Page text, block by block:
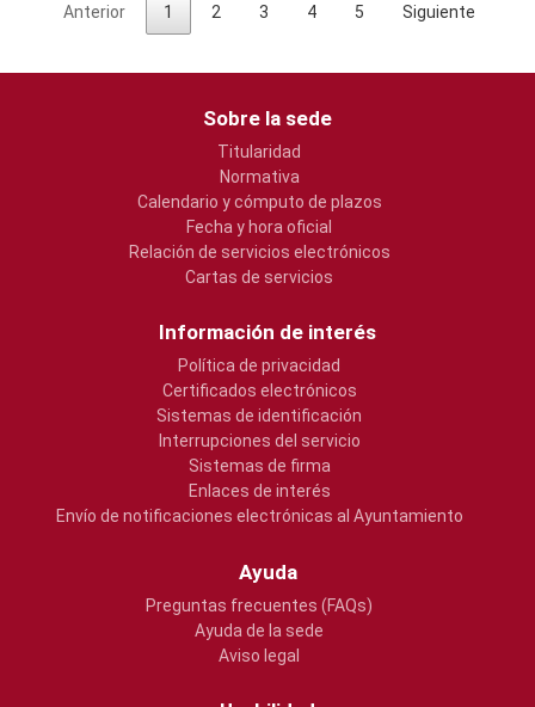
Anterior 1 2 3 4 5 Siguiente
Sobre la sede
Titularidad
Normativa
Calendario y cómputo de plazos
Fecha y hora oficial
Relación de servicios electrónicos
Cartas de servicios
Información de interés
Política de privacidad
Certificados electrónicos
Sistemas de identificación
Interrupciones del servicio
Sistemas de firma
Enlaces de interés
Envío de notificaciones electrónicas al Ayuntamiento
Ayuda
Preguntas frecuentes (FAQs)
Ayuda de la sede
Aviso legal